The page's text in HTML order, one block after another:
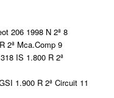
206 1998 N 2ª 8
2ª Mca.Comp 9
IS 1.800 R 2ª
1.900 R 2ª Circuit 11